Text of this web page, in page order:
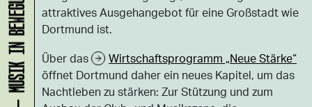
attraktives Ausgehangebot für eine Großstadt wie
Dortmund ist.
Über das
Wirtschaftsprogramm „Neue Stärke“
öffnet Dortmund daher ein neues Kapitel, um das
Nachtleben zu stärken: Zur Stützung und zum